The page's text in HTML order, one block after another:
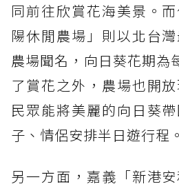
同前往欣賞花海美景。
陽休閒農場」則以北台
農場聞名，向日葵花期為
了賞花之外，農場也開
民眾能將美麗的向日葵
子、情侶安排半日遊行程。
另一方面，嘉義「新港